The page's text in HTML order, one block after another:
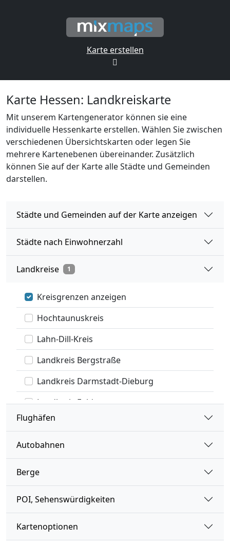
Karte erstellen
Karte Hessen: Landkreiskarte
Mit unserem Kartengenerator können sie eine
individuelle Hessenkarte erstellen. Wählen Sie zwischen
verschiedenen Übersichtskarten oder legen Sie
mehrere Kartenebenen übereinander. Zusätzlich
können Sie auf der Karte alle Städte und Gemeinden
darstellen.
Städte und Gemeinden auf der Karte anzeigen
Städte nach Einwohnerzahl
Landkreise 1
Kreisgrenzen anzeigen
Hochtaunuskreis
Lahn-Dill-Kreis
Landkreis Bergstraße
Landkreis Darmstadt-Dieburg
Landkreis Fulda
Landkreis Gießen
Landkreis Groß-Gerau
Landkreis Kassel
Landkreis Limburg-Weilburg
Landkreis Marburg-Biedenkopf
Flughäfen
Autobahnen
Berge
POI, Sehenswürdigkeiten
Kartenoptionen